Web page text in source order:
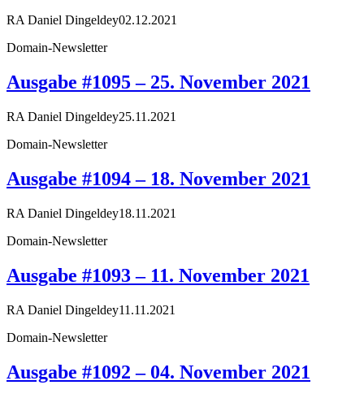
RA Daniel Dingeldey02.12.2021
Domain-Newsletter
Ausgabe #1095 – 25. November 2021
RA Daniel Dingeldey25.11.2021
Domain-Newsletter
Ausgabe #1094 – 18. November 2021
RA Daniel Dingeldey18.11.2021
Domain-Newsletter
Ausgabe #1093 – 11. November 2021
RA Daniel Dingeldey11.11.2021
Domain-Newsletter
Ausgabe #1092 – 04. November 2021